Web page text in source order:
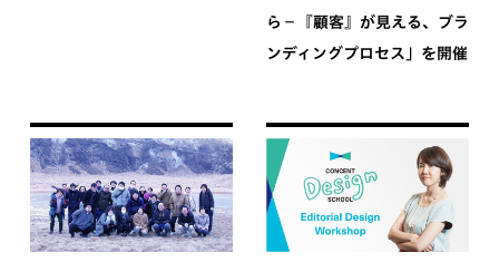
ら−『顧客』が見える、ブラ
ンディングプロセス」を開催